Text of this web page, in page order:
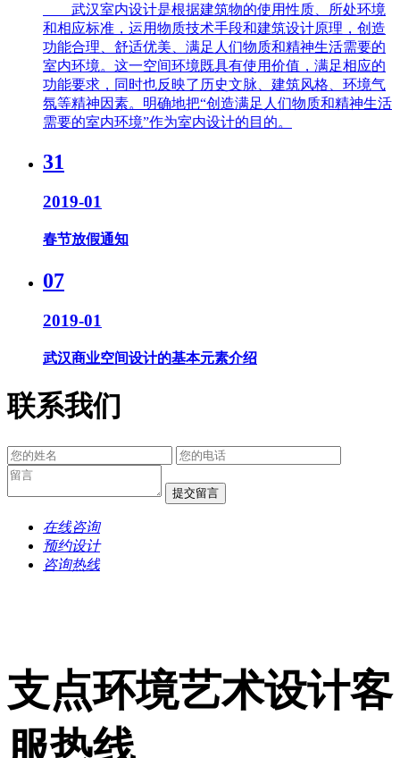
武汉室内设计是根据建筑物的使用性质、所处环境
和相应标准，运用物质技术手段和建筑设计原理，创造
功能合理、舒适优美、满足人们物质和精神生活需要的
室内环境。这一空间环境既具有使用价值，满足相应的
功能要求，同时也反映了历史文脉、建筑风格、环境气
氛等精神因素。明确地把“创造满足人们物质和精神生活
需要的室内环境”作为室内设计的目的。
31
2019-01
春节放假通知
07
2019-01
武汉商业空间设计的基本元素介绍
联系我们
提交留言
在线咨询
预约设计
咨询热线
支点环境艺术设计客
服热线